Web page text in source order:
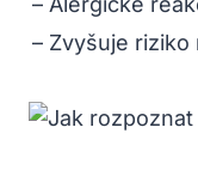
– Zvyšuje riziko